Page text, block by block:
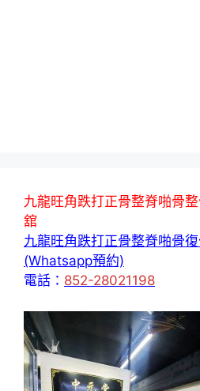
九龍旺角跌打正骨整脊啪骨
舘
九龍旺角跌打正骨整脊啪骨
(Whatsapp預約)
電話： 852-28021198